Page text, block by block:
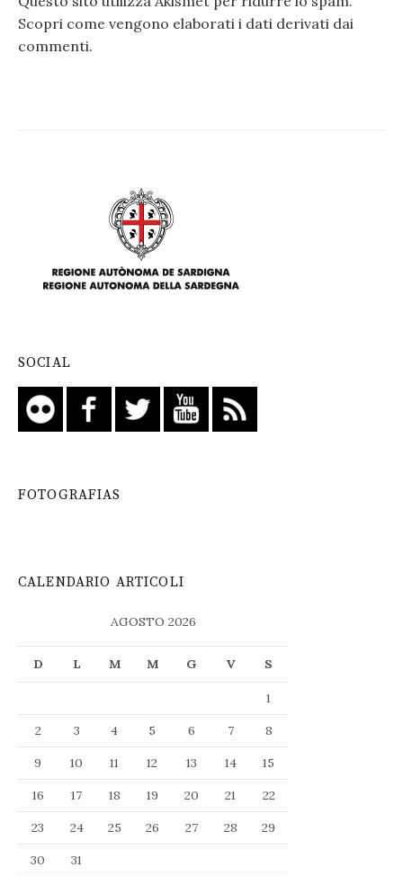
Scopri come vengono elaborati i dati derivati dai
commenti.
SOCIAL
FOTOGRAFIAS
CALENDARIO ARTICOLI
AGOSTO 2026
D L M M G V S
1
2
3 4 5 6 7
8
9
10 11 12 13 14
15
16
17 18 19 20 21
22
23
24 25 26 27 28
29
30
31